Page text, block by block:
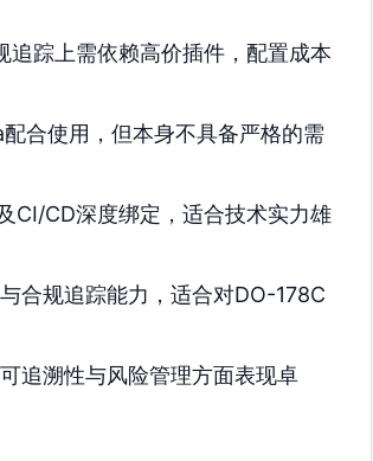
踪上需依赖高价插件，配置成本
合使用，但本身不具备严格的需
CI/CD深度绑定，适合技术实力雄
合规追踪能力，适合对DO-178C
追溯性与风险管理方面表现卓